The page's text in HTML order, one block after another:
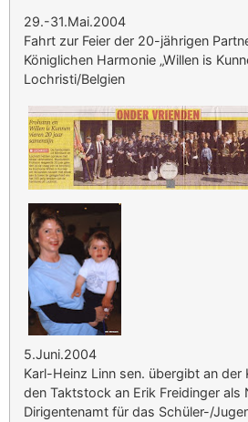
29.-31.Mai.2004
Fahrt zur Feier der 20-jährigen
Königlichen Harmonie „Willen is
Lochristi/Belgien
5.Juni.2004
Karl-Heinz Linn sen. übergibt an der
den Taktstock an Erik Freidinger als
Dirigentenamt für das Schüler-/